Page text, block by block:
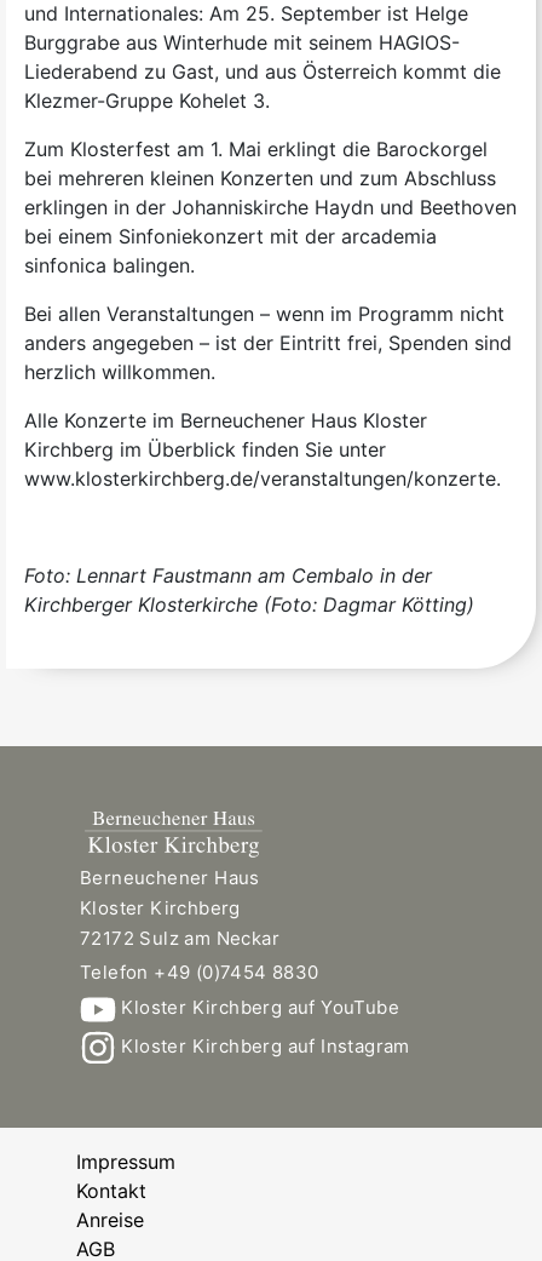
und Internationales: Am 25. September ist Helge
Burggrabe aus Winterhude mit seinem HAGIOS-
Liederabend zu Gast, und aus Österreich kommt die
Klezmer-Gruppe Kohelet 3.
Zum Klosterfest am 1. Mai erklingt die Barockorgel
bei mehreren kleinen Konzerten und zum Abschluss
erklingen in der Johanniskirche Haydn und Beethoven
bei einem Sinfoniekonzert mit der arcademia
sinfonica balingen.
Bei allen Veranstaltungen – wenn im Programm nicht
anders angegeben – ist der Eintritt frei, Spenden sind
herzlich willkommen.
Alle Konzerte im Berneuchener Haus Kloster
Kirchberg im Überblick finden Sie unter
www.klosterkirchberg.de/veranstaltungen/konzerte.
Foto: Lennart Faustmann am Cembalo in der
Kirchberger Klosterkirche (Foto: Dagmar Kötting)
Berneuchener Haus
Kloster Kirchberg
72172 Sulz am Neckar
Telefon +49 (0)7454 8830
Kloster Kirchberg auf YouTube
Kloster Kirchberg auf Instagram
Impressum
Kontakt
Anreise
AGB